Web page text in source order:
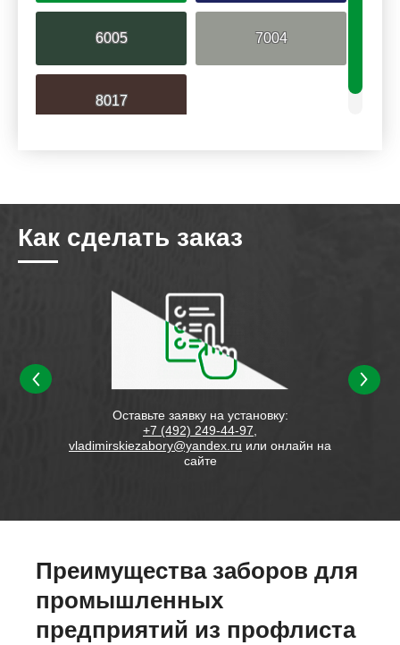
6005 7004
8017
Как сделать заказ
Оставьте заявку на установку:
+7 (492) 249-44-97,
vladimirskiezabory@yandex.ru или онлайн на
сайте
Преимущества заборов для
промышленных
предприятий из профлиста